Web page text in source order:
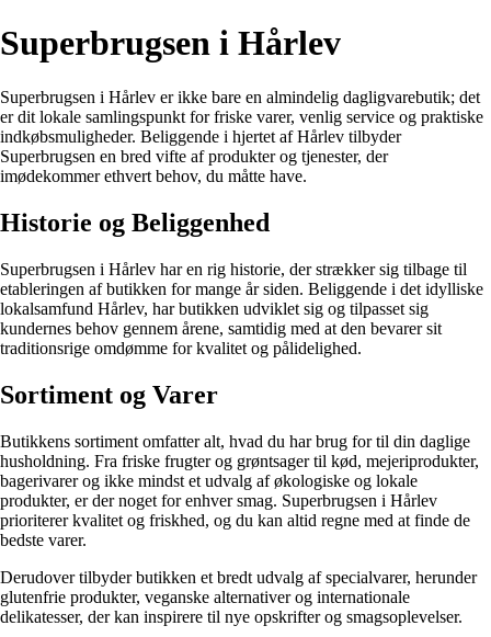
Superbrugsen i Hårlev
Superbrugsen i Hårlev er ikke bare en almindelig dagligvarebutik; det
er dit lokale samlingspunkt for friske varer, venlig service og praktiske
indkøbsmuligheder. Beliggende i hjertet af Hårlev tilbyder
Superbrugsen en bred vifte af produkter og tjenester, der
imødekommer ethvert behov, du måtte have.
Historie og Beliggenhed
Superbrugsen i Hårlev har en rig historie, der strækker sig tilbage til
etableringen af butikken for mange år siden. Beliggende i det idylliske
lokalsamfund Hårlev, har butikken udviklet sig og tilpasset sig
kundernes behov gennem årene, samtidig med at den bevarer sit
traditionsrige omdømme for kvalitet og pålidelighed.
Sortiment og Varer
Butikkens sortiment omfatter alt, hvad du har brug for til din daglige
husholdning. Fra friske frugter og grøntsager til kød, mejeriprodukter,
bagerivarer og ikke mindst et udvalg af økologiske og lokale
produkter, er der noget for enhver smag. Superbrugsen i Hårlev
prioriterer kvalitet og friskhed, og du kan altid regne med at finde de
bedste varer.
Derudover tilbyder butikken et bredt udvalg af specialvarer, herunder
glutenfrie produkter, veganske alternativer og internationale
delikatesser, der kan inspirere til nye opskrifter og smagsoplevelser.